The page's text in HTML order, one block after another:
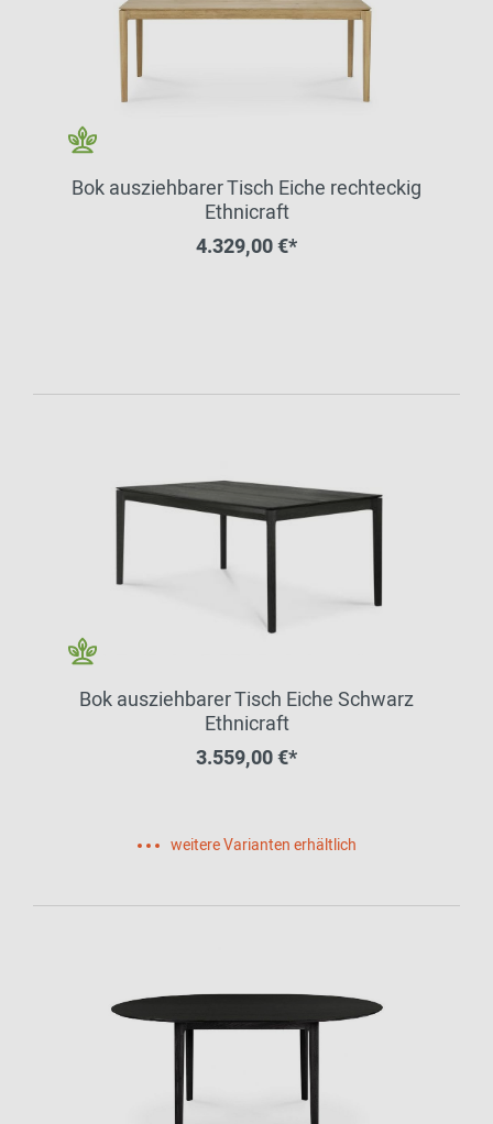
Bok ausziehbarer Tisch Eiche rechteckig
Ethnicraft
4.329,00 €*
Bok ausziehbarer Tisch Eiche Schwarz
Ethnicraft
3.559,00 €*
weitere Varianten erhältlich